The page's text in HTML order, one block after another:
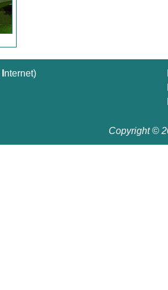
nternet)
Copyright ©